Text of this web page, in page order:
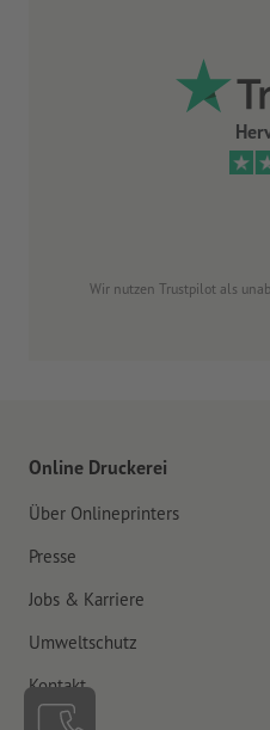
Wir nutzen Trustpilot als
Online Druckerei
Über Onlineprinters
Presse
Jobs & Karriere
Umweltschutz
Kontakt